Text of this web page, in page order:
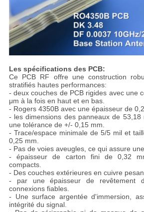
Les spécifications des PCB:
Ce PCB RF offre une construction
stratifiés hautes performances:
- deux couches de PCB rigides avec une
μm à la fois en haut et en bas.
- Rogers 4350B avec une épaisseur de
- les dimensions des panneaux de
une tolérance de +/- 0,15 mm.
- Trace/espace minimale de 5/5 mil et
0,25 mm.
- Pas de voies aveugles, ce qui assure
- épaisseur de carton fini de 0,32
compacts.
- Des couches extérieures en cuivre
- par une épaisseur de revêtement
connexions fiables.
- Une surface argentée d'immersion,
intégrité du signal.